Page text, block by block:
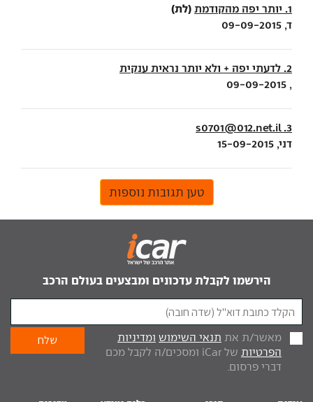
1. יותר יפה מהקודמת (לת)
ד, 09-09-2015
2. לדעתי יפה + ולא יותר נראית ענקית
, 09-09-2015
3. s0701@012.net.il
דני, 15-09-2015
טען תגובות נוספות
הירשמו לקבלת עדכונים ומבצעים בעולם הרכב
מאשר/ת את תנאי השימוש ומדיניות
הפרטיות
של iCar ומסכים/ה לקבל מכם
דברי פרסום.